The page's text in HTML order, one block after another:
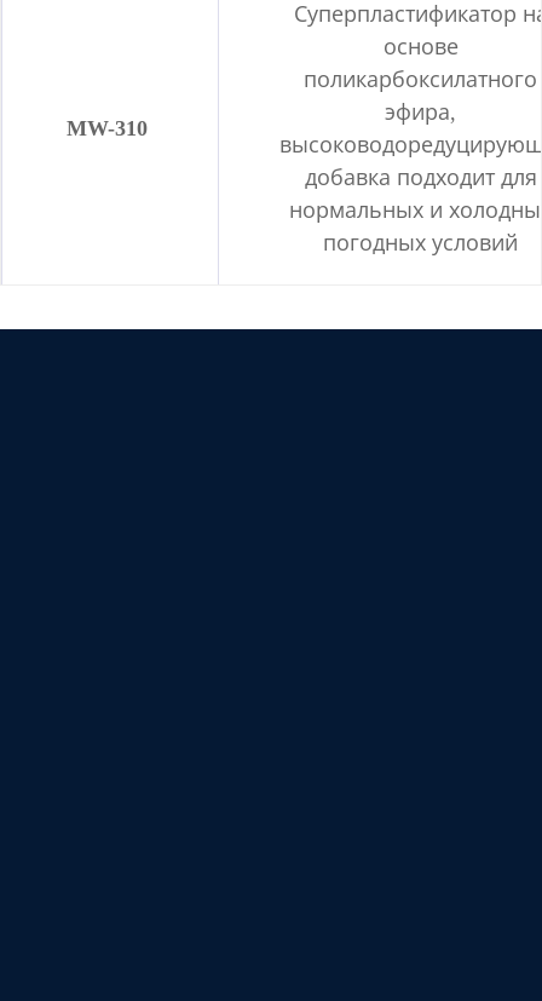
MW-310
Суперпластификатор
основе
поликарбоксилатного
эфира,
добавка подходит для
нормальных и
погодных условий